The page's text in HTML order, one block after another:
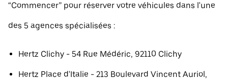
“Commencer” pour réserver votre véhicules dans l'une
des 5 agences spécialisées :
Hertz Clichy - 54 Rue Médéric, 92110 Clichy
Hertz Place d'Italie - 213 Boulevard Vincent Auriol,